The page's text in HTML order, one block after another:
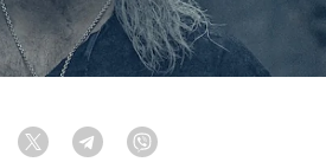
Facebook Twitter Telegram